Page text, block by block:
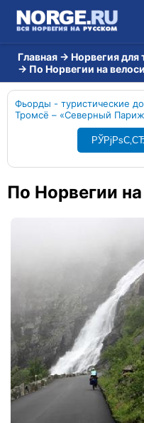
Главная → Норвегия для
→ По Норвегии на
Фьорды - туристические
Тромсё – «Северный
По Норвегии